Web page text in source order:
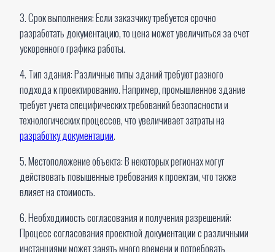
3. Срок выполнения: Если заказчику требуется срочно
разработать документацию, то цена может увеличиться за счет
ускоренного графика работы.
4. Тип здания: Различные типы зданий требуют разного
подхода к проектированию. Например, промышленное здание
требует учета специфических требований безопасности и
технологических процессов, что увеличивает затраты на
разработку документации.
5. Местоположение объекта: В некоторых регионах могут
действовать повышенные требования к проектам, что также
влияет на стоимость.
6. Необходимость согласования и получения разрешений:
Процесс согласования проектной документации с различными
инстанциями может занять много времени и потребовать